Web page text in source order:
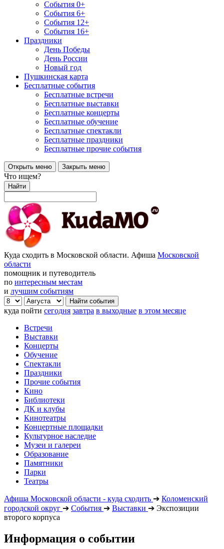
События 0+
События 6+
События 12+
События 16+
Праздники
День Победы
День России
Новый год
Пушкинская карта
Бесплатные события
Бесплатные встречи
Бесплатные выставки
Бесплатные концерты
Бесплатные обучение
Бесплатные спектакли
Бесплатные праздники
Бесплатные прочие события
Открыть меню Закрыть меню
Что ищем?
Найти
Куда сходить в Московской области. Афиша Московской
области
помощник и путеводитель
по интересным местам
и лучшим событиям
куда пойти сегодня завтра в выходные в этом месяце
Встречи
Выставки
Концерты
Обучение
Спектакли
Праздники
Прочие события
Кино
Библиотеки
ДК и клубы
Кинотеатры
Концертные площадки
Культурное наследие
Музеи и галереи
Образование
Памятники
Парки
Театры
Афиша Московской области - куда сходить ➔ Коломенский
городской округ ➔ События ➔ Выставки ➔ Экспозиции
второго корпуса
Информация о событии